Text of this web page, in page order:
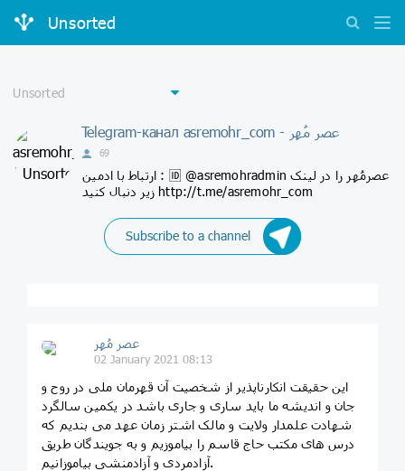
Unsorted
Telegram-канал asremohr_com - عصر مُهر
69
ارتباط با ادمین : 🆔 @asremohradmin عصرمُهر را در لینک
زیر دنبال کنید http://t.me/asremohr_com
Subscribe to a channel
عصر مُهر
02 January 2021 08:13
این حقیقت انکارناپذیر از شخصیت آن قهرمان ملی در روح و
جان و اندیشه ما باید ساری و جاری باشد در یکمین سالگرد
شهادت علمدار ولایت و مالک اشتر زمان عهد می بندیم که
درس های مکتب حاج قاسم را بیاموزیم و به جویندگان طریق
آزادمردی و آزادمنشی بیاموزانیم.